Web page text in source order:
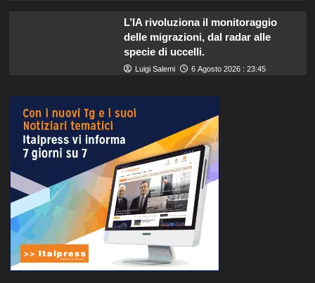
L’IA rivoluziona il monitoraggio
delle migrazioni, dal radar alle
specie di uccelli.
Luigi Salemi 6 Agosto 2026 : 23:45